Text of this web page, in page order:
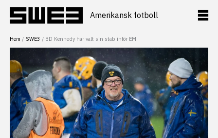
innehåll
Amerikansk fotboll
Hem SWE3 BD Kennedy har valt sin stab inför EM